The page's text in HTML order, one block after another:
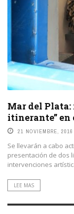
Mar del Plata:
itinerante” en
21 NOVIEMBRE, 2016
Se llevarán a cabo
presentación de dos
intervenciones
LEE MAS